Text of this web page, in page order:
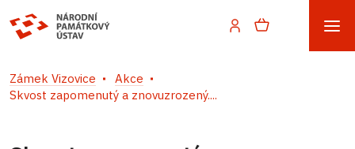
Zámek Vizovice
Akce
Skvost zapomenutý a znovuzrozený....